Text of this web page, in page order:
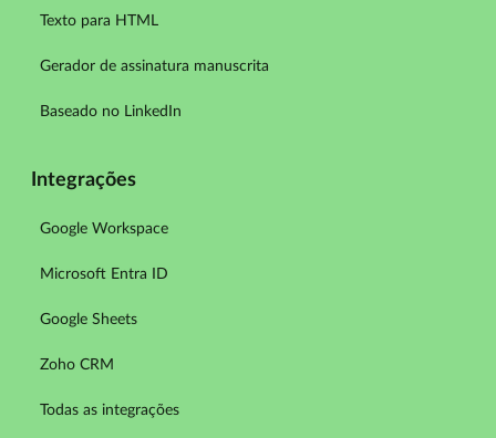
Texto para HTML
Gerador de assinatura manuscrita
Baseado no LinkedIn
Integrações
Google Workspace
Microsoft Entra ID
Google Sheets
Zoho CRM
Todas as integrações